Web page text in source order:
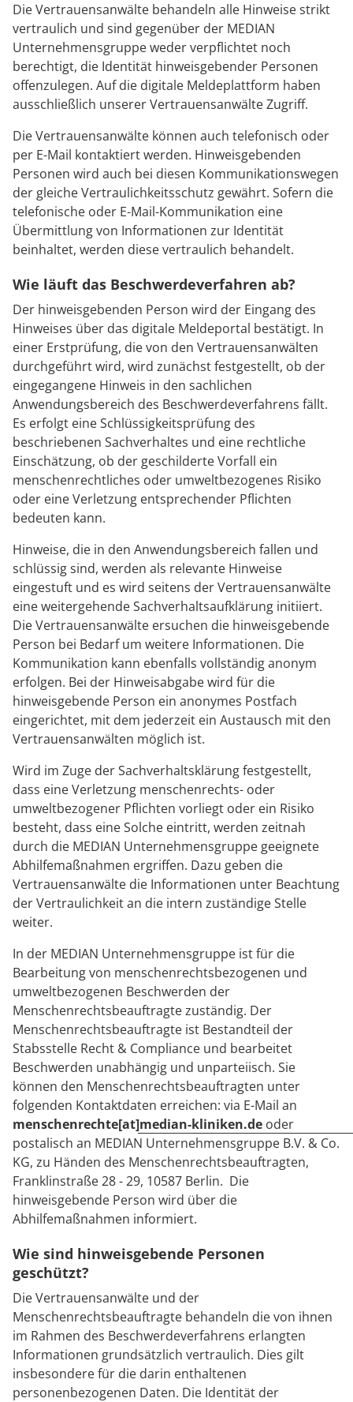
Die Vertrauensanwälte behandeln alle Hinweise strikt
vertraulich und sind gegenüber der MEDIAN
Unternehmensgruppe weder verpflichtet noch
berechtigt, die Identität hinweisgebender Personen
offenzulegen. Auf die digitale Meldeplattform haben
ausschließlich unserer Vertrauensanwälte Zugriff.
Die Vertrauensanwälte können auch telefonisch oder
per E-Mail kontaktiert werden. Hinweisgebenden
Personen wird auch bei diesen Kommunikationswegen
der gleiche Vertraulichkeitsschutz gewährt. Sofern die
telefonische oder E-Mail-Kommunikation eine
Übermittlung von Informationen zur Identität
beinhaltet, werden diese vertraulich behandelt.
Wie läuft das Beschwerdeverfahren ab?
Der hinweisgebenden Person wird der Eingang des
Hinweises über das digitale Meldeportal bestätigt. In
einer Erstprüfung, die von den Vertrauensanwälten
durchgeführt wird, wird zunächst festgestellt, ob der
eingegangene Hinweis in den sachlichen
Anwendungsbereich des Beschwerdeverfahrens fällt.
Es erfolgt eine Schlüssigkeitsprüfung des
beschriebenen Sachverhaltes und eine rechtliche
Einschätzung, ob der geschilderte Vorfall ein
menschenrechtliches oder umweltbezogenes Risiko
oder eine Verletzung entsprechender Pflichten
bedeuten kann.
Hinweise, die in den Anwendungsbereich fallen und
schlüssig sind, werden als relevante Hinweise
eingestuft und es wird seitens der Vertrauensanwälte
eine weitergehende Sachverhaltsaufklärung initiiert.
Die Vertrauensanwälte ersuchen die hinweisgebende
Person bei Bedarf um weitere Informationen. Die
Kommunikation kann ebenfalls vollständig anonym
erfolgen. Bei der Hinweisabgabe wird für die
hinweisgebende Person ein anonymes Postfach
eingerichtet, mit dem jederzeit ein Austausch mit den
Vertrauensanwälten möglich ist.
Wird im Zuge der Sachverhaltsklärung festgestellt,
dass eine Verletzung menschenrechts- oder
umweltbezogener Pflichten vorliegt oder ein Risiko
besteht, dass eine Solche eintritt, werden zeitnah
durch die MEDIAN Unternehmensgruppe geeignete
Abhilfemaßnahmen ergriffen. Dazu geben die
Vertrauensanwälte die Informationen unter Beachtung
der Vertraulichkeit an die intern zuständige Stelle
weiter.
In der MEDIAN Unternehmensgruppe ist für die
Bearbeitung von menschenrechtsbezogenen und
umweltbezogenen Beschwerden der
Menschenrechtsbeauftragte zuständig. Der
Menschenrechtsbeauftragte ist Bestandteil der
Stabsstelle Recht & Compliance und bearbeitet
Beschwerden unabhängig und unparteiisch. Sie
können den Menschenrechtsbeauftragten unter
folgenden Kontaktdaten erreichen: via E-Mail an
menschenrechte[at]median-kliniken.de oder
postalisch an MEDIAN Unternehmensgruppe B.V. & Co.
KG, zu Händen des Menschenrechtsbeauftragten,
Franklinstraße 28 - 29, 10587 Berlin. Die
hinweisgebende Person wird über die
Abhilfemaßnahmen informiert.
Wie sind hinweisgebende Personen
geschützt?
Die Vertrauensanwälte und der
Menschenrechtsbeauftragte behandeln die von ihnen
im Rahmen des Beschwerdeverfahrens erlangten
Informationen grundsätzlich vertraulich. Dies gilt
insbesondere für die darin enthaltenen
personenbezogenen Daten. Die Identität der